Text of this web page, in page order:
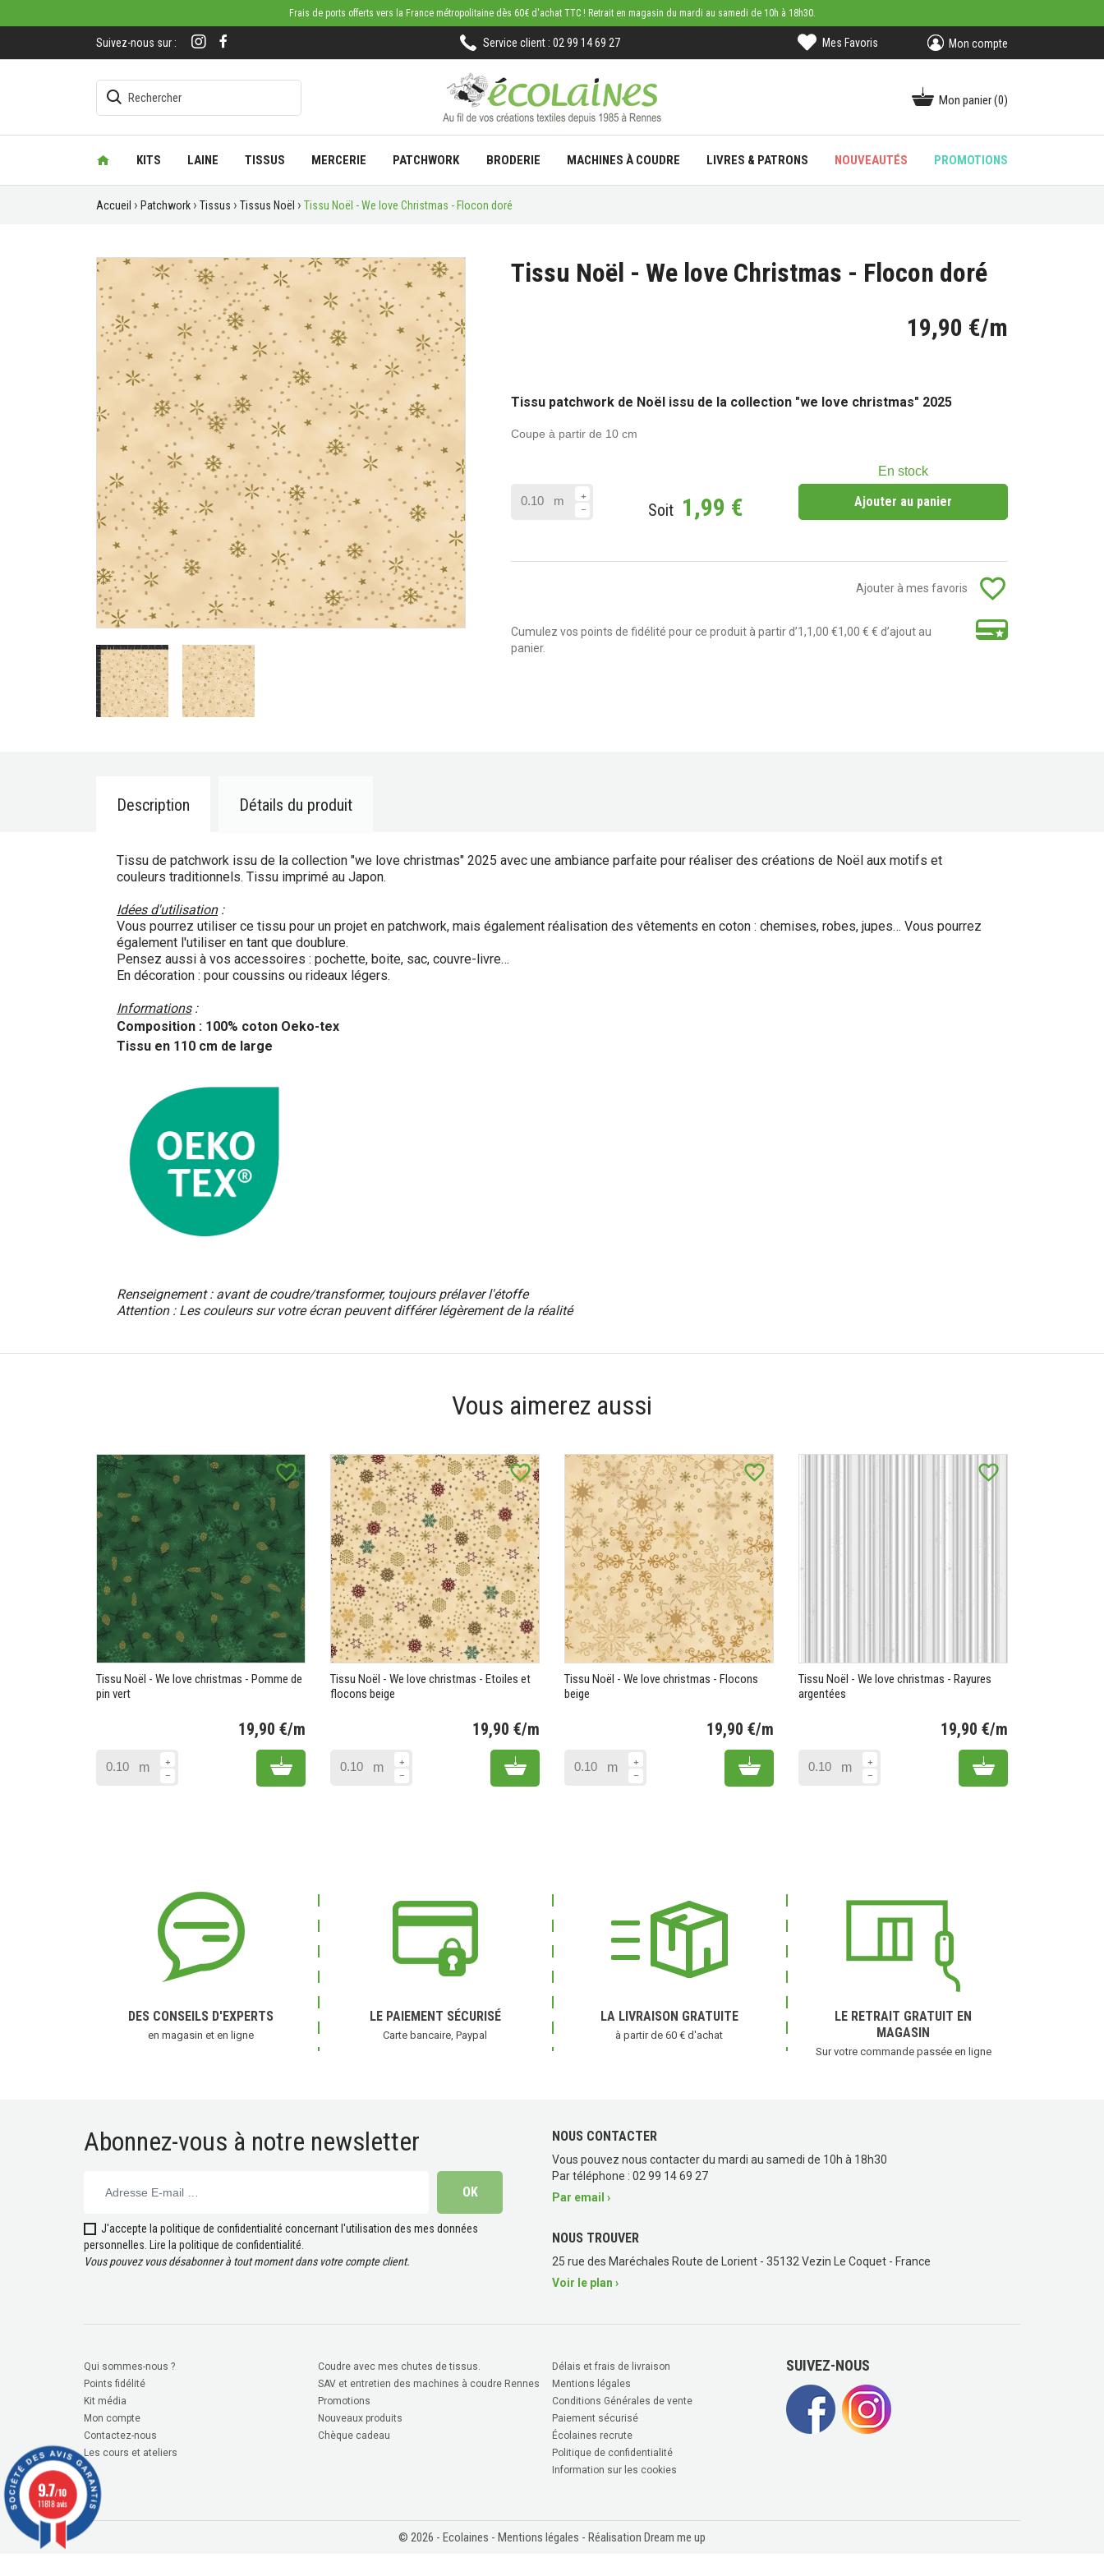
Frais de ports offerts vers la France métropolitaine dès 60€ d'achat TTC ! Retrait en magasin du mardi au samedi de 10h à 18h30.
Suivez-nous sur : Service client : 02 99 14 69 27 Mes Favoris Mon compte
Mon panier(0)
KITS LAINE TISSUS MERCERIE PATCHWORK BRODERIE MACHINES À COUDRE LIVRES & PATRONS NOUVEAUTÉS PROMOTIONS
Accueil Patchwork Tissus Tissus Noël Tissu Noël - We love Christmas - Flocon doré
Tissu Noël - We love Christmas - Flocon doré
19,90 €/m
Tissu patchwork de Noël issu de la collection "we love christmas" 2025
Coupe à partir de 10 cm
m Soit 1,99 €
En stock
Ajouter au panier
Ajouter à mes favoris favorite_border
Cumulez vos points de fidélité pour ce produit à partir d’1,1,00 €1,00 € € d’ajout au
panier.
Description Détails du produit
Tissu de patchwork issu de la collection "we love christmas" 2025 avec une ambiance parfaite pour réaliser des créations de Noël aux motifs et
couleurs traditionnels. Tissu imprimé au Japon.
Idées d'utilisation:
Vous pourrez utiliser ce tissu pour un projet en patchwork, mais également réalisation des vêtements en coton : chemises, robes, jupes… Vous pourrez
également l'utiliser en tant que doublure.
Pensez aussi à vos accessoires : pochette, boite, sac, couvre-livre…
En décoration : pour coussins ou rideaux légers.
Informations:
Composition : 100% coton Oeko-tex
Tissu en 110 cm de large
Renseignement : avant de coudre/transformer, toujours prélaver l'étoffe
Attention : Les couleurs sur votre écran peuvent différerlégèrementde la réalité
Vous aimerez aussi
favorite_border
Tissu Noël - We love christmas - Pomme de
pin vert
19,90 €/m
m Add to cart
favorite_border
Tissu Noël - We love christmas - Etoiles et
flocons beige
19,90 €/m
m Add to cart
favorite_border
Tissu Noël - We love christmas - Flocons
beige
19,90 €/m
m Add to cart
favorite_border
Tissu Noël - We love christmas - Rayures
argentées
19,90 €/m
m Add to cart
DES CONSEILS D'EXPERTS
en magasin et en ligne
LE PAIEMENT SÉCURISÉ
Carte bancaire, Paypal
LA LIVRAISON GRATUITE
à partir de 60 € d'achat
LE RETRAIT GRATUIT EN
MAGASIN
Sur votre commande passée en ligne
Abonnez-vous à notre newsletter
J'accepte la politique de confidentialité concernant l'utilisation des mes données
personnelles. Lire la politique de confidentialité
Vous pouvez vous désabonner à tout moment dans votre compte client.
NOUS CONTACTER
Vous pouvez nous contacter du mardi au samedi de 10h à 18h30
Par téléphone : 02 99 14 69 27
Par email ›
NOUS TROUVER
25 rue des Maréchales Route de Lorient - 35132 Vezin Le Coquet - France
Voir le plan ›
Qui sommes-nous ?
Points fidélité
Kit média
Mon compte
Contactez-nous
Les cours et ateliers
Coudre avec mes chutes de tissus.
SAV et entretien des machines à coudre Rennes
Promotions
Nouveaux produits
Chèque cadeau
Délais et frais de livraison
Mentions légales
Conditions Générales de vente
Paiement sécurisé
Écolaines recrute
Politique de confidentialité
Information sur les cookies
SUIVEZ-NOUS
© 2026 - Ecolaines - Mentions légales - Réalisation Dream me up
9.7/10
11818 avis